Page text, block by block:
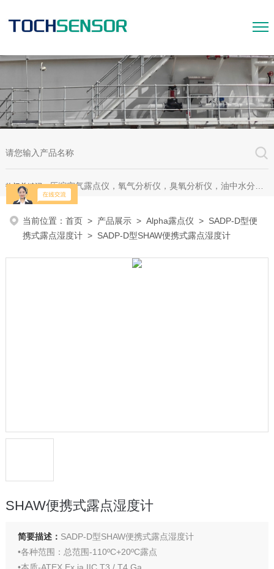
热门关键词：压缩空气露点仪，氧气分析仪，臭氧分析仪，油中水分析仪，超声波测漏仪。
当前位置：首页 > 产品展示 >Alpha露点仪 > SADP-D型便
携式露点湿度计 > SADP-D型SHAW便携式露点湿度计
SHAW便携式露点湿度计
简要描述： SADP-D型SHAW便携式露点湿度计
•各种范围：总范围-110ºC+20ºC露点